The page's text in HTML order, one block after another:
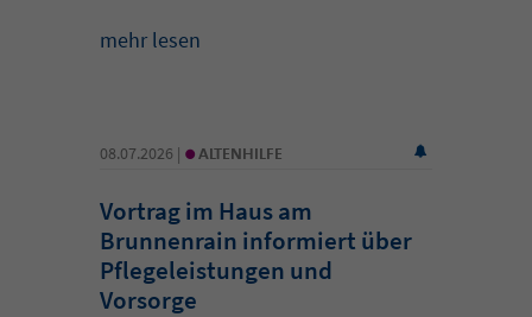
mehr lesen
08.07.2026 | • ALTENHILFE
Vortrag im Haus am
Brunnenrain informiert über
Pflegeleistungen und
Vorsorge